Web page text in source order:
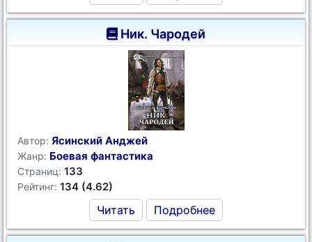
Ник. Чародей
Автор: Ясинский Анджей
Жанр: Боевая фантастика
Страниц: 133
Рейтинг: 134 (4.62)
Читать Подробнее